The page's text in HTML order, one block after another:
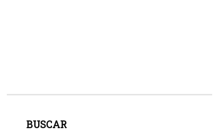
BUSCAR